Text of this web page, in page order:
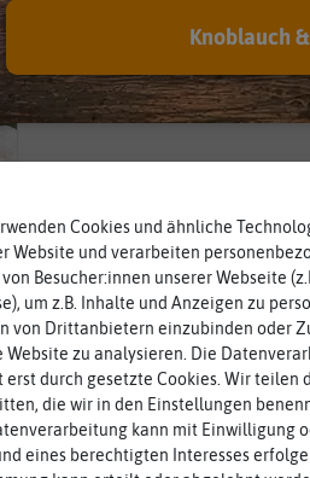
Cookies und ähnliche
Website und verarbeiten
Besucher:innen unserer Webseite
um z.B. Inhalte und Anzeigen zu
von Drittanbietern einzubinden oder
Website zu analysieren. Die
erst durch gesetzte Cookies. Wir teilen
die wir in den Einstellungen
kann mit Einwilligung
eines berechtigten Interesses
Knoblauch